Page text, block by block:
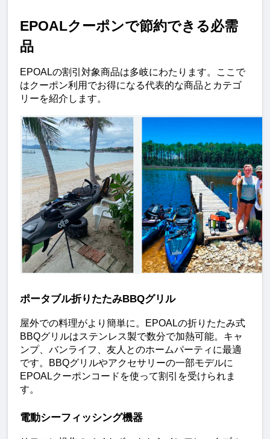
EPOALクーポンで節約できる必需
品
EPOALの割引対象商品は多岐にわたります。ここで
はクーポン利用でお得になる代表的な商品とカテゴ
リーを紹介します。
ポータブル折りたたみBBQグリル
屋外での料理がより簡単に。EPOALの折りたたみ式
BBQグリルはステンレス製で数分で加熱可能。キャ
ンプ、バンライフ、友人とのホームパーティに最適
です。BBQグリルやアクセサリーの一部モデルに
EPOALクーポンコードを使って割引を受けられま
す。
電動シーフィッシング機器